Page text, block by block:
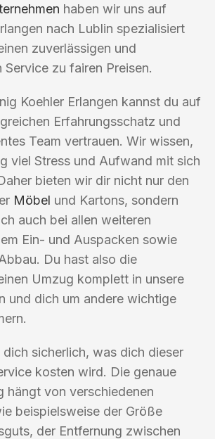
haben wir uns auf
nach Lublin spezialisiert
zuverlässigen und
Service zu fairen Preisen.
Koehler Erlangen kannst du auf
Erfahrungsschatz und
Team vertrauen. Wir wissen,
viel Stress und Aufwand mit sich
bieten wir dir nicht nur den
Möbel und Kartons, sondern
auch bei allen weiteren
Ein- und Auspacken sowie
Du hast also die
Umzug komplett in unsere
und dich um andere wichtige
sicherlich, was dich dieser
kosten wird. Die genaue
hängt von verschiedenen
beispielsweise der Größe
der Entfernung zwischen